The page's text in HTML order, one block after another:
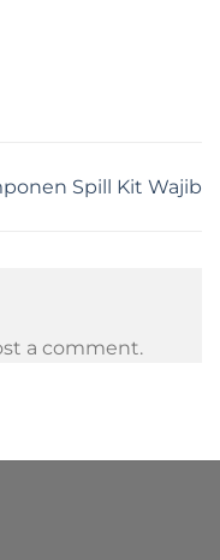
Spill Kit Wajib
a comment.